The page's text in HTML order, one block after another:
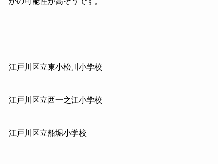
江戸川区立東小松川小学校
江戸川区立西一之江小学校
江戸川区立船堀小学校